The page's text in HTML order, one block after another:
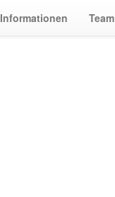
Informationen Team